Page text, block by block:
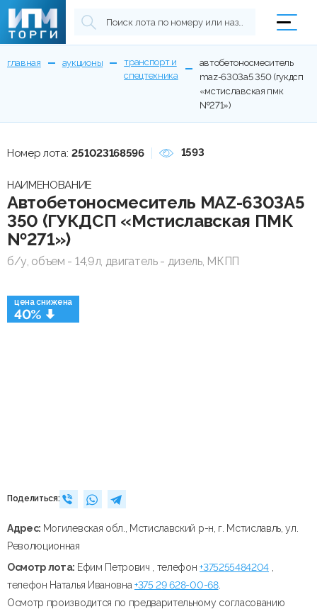
главная аукционы
транспорт и
спецтехника
автобетоносмеситель
maz-6303a5 350 (гукдсп
«мстиславская пмк
№271»)
цена снижена
40%
Поделиться:
Номер лота: 251023168596 1593
НАИМЕНОВАНИЕ
Автобетоносмеситель MAZ-6303A5
350 (ГУКДСП «Мстиславская ПМК
№271»)
б/у, объем - 14,9л, двигатель - дизель, МКПП
Адрес: Могилевская обл., Мстиславский р-н, г. Мстиславль, ул.
Революционная
Осмотр лота: Ефим Петрович , телефон+375255484204
телефон Наталья Ивановна +375 29 628-00-68.
Осмотр производится по предварительному согласованию